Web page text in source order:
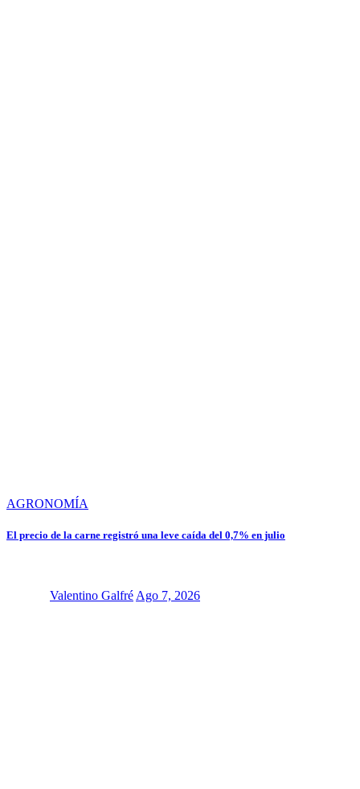
AGRONOMÍA
El precio de la carne registró una leve caída del 0,7% en julio
Valentino Galfré Ago 7, 2026